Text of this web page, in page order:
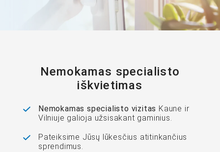
Nemokamas specialisto
iškvietimas
Nemokamas specialisto vizitas Kaune ir
Vilniuje galioja užsisakant gaminius.
Pateiksime Jūsų lūkesčius atitinkančius
sprendimus.